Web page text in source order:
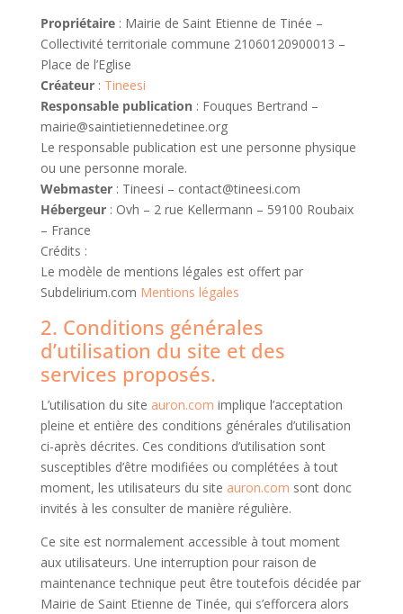
Propriétaire: Mairie de Saint Etienne de Tinée –
Collectivité territoriale commune 21060120900013 –
Place de l’Eglise
Créateur: Tineesi
Responsable publication: Fouques Bertrand –
mairie@saintietiennedetinee.org
Le responsable publication est une personne physique
ou une personne morale.
Webmaster: Tineesi – contact@tineesi.com
Hébergeur: Ovh – 2 rue Kellermann – 59100 Roubaix
– France
Crédits :
Le modèle de mentions légales est offert par
Subdelirium.com Mentions légales
2. Conditions générales
d’utilisation du site et des
services proposés.
L’utilisation du site auron.com implique l’acceptation
pleine et entière des conditions générales d’utilisation
ci-après décrites. Ces conditions d’utilisation sont
susceptibles d’être modifiées ou complétées à tout
moment, les utilisateurs du site auron.com sont donc
invités à les consulter de manière régulière.
Ce site est normalement accessible à tout moment
aux utilisateurs. Une interruption pour raison de
maintenance technique peut être toutefois décidée par
Mairie de Saint Etienne de Tinée, qui s’efforcera alors